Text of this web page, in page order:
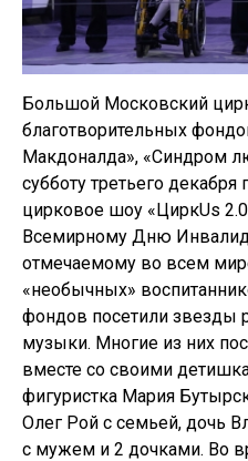
Большой Московский
благотворительных
Макдоналда», «Синдром
субботу третьего
цирковое шоу «ЦиркUs
Всемирному Дню
отмечаемому во всем
«необычных»
фондов посетили звезды
музыки. Многие из них
вместе со своими
фигуристка Мария
Олег Рой с семьей, дочь
с мужем и 2 дочками. Во